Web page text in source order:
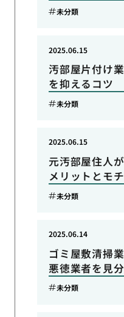
未分類
汚部屋片付け
を抑えるコツ
2025.06.15
未分類
元汚部屋住人
メリットとモ
2025.06.15
未分類
ゴミ屋敷清掃
悪徳業者を見
2025.06.14
未分類